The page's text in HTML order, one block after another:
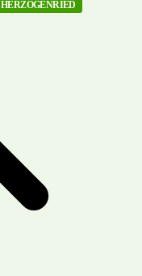
HERZOGENRIED